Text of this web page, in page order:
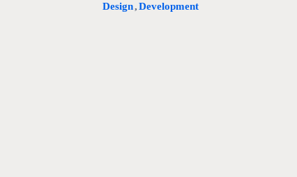
Design,Development